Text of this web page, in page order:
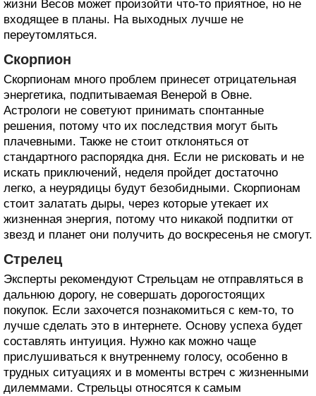
жизни Весов может произойти что-то приятное, но не
входящее в планы. На выходных лучше не
переутомляться.
Скорпион
Скорпионам много проблем принесет отрицательная
энергетика, подпитываемая Венерой в Овне.
Астрологи не советуют принимать спонтанные
решения, потому что их последствия могут быть
плачевными. Также не стоит отклоняться от
стандартного распорядка дня. Если не рисковать и не
искать приключений, неделя пройдет достаточно
легко, а неурядицы будут безобидными. Скорпионам
стоит залатать дыры, через которые утекает их
жизненная энергия, потому что никакой подпитки от
звезд и планет они получить до воскресенья не смогут.
Стрелец
Эксперты рекомендуют Стрельцам не отправляться в
дальнюю дорогу, не совершать дорогостоящих
покупок. Если захочется познакомиться с кем-то, то
лучше сделать это в интернете. Основу успеха будет
составлять интуиция. Нужно как можно чаще
прислушиваться к внутреннему голосу, особенно в
трудных ситуациях и в моменты встреч с жизненными
дилеммами. Стрельцы относятся к самым